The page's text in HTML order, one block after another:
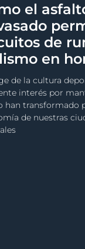
el
de
en
de la cultura
interés por
han transformado
de nuestras